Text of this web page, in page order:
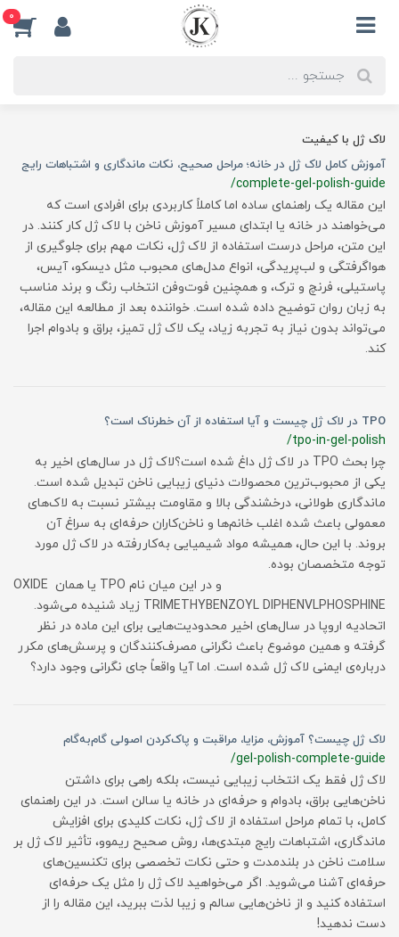
0
لاک ژل با کیفیت
آموزش کامل لاک ژل در خانه؛ مراحل صحیح، نکات ماندگاری و اشتباهات رایج
/complete-gel-polish-guide
این مقاله یک راهنمای ساده اما کاملاً کاربردی برای افرادی است که
می‌خواهند در خانه یا ابتدای مسیر آموزش ناخن با لاک ژل کار کنند. در
این متن، مراحل درست استفاده از لاک ژل، نکات مهم برای جلوگیری از
هواگرفتگی و لب‌پریدگی، انواع مدل‌های محبوب مثل دیسکو، آیس،
پاستیلی، فرنچ و ترک، و همچنین فوت‌وفن انتخاب رنگ و برند مناسب
به زبان روان توضیح داده شده است. خواننده بعد از مطالعه این مقاله،
می‌تواند بدون نیاز به تجربه زیاد، یک لاک ژل تمیز، براق و بادوام اجرا
کند.
TPO در لاک ژل چیست و آیا استفاده از آن خطرناک است؟
/tpo-in-gel-polish
چرا بحث TPO در لاک ژل داغ شده است؟لاک ژل در سال‌های اخیر به
یکی از محبوب‌ترین محصولات دنیای زیبایی ناخن تبدیل شده است.
ماندگاری طولانی، درخشندگی بالا و مقاومت بیشتر نسبت به لاک‌های
معمولی باعث شده اغلب خانم‌ها و ناخن‌کاران حرفه‌ای به سراغ آن
بروند. با این حال، همیشه مواد شیمیایی به‌کاررفته در لاک ژل مورد
توجه متخصصان بوده.
و در این میان نام TPO یا همان OXIDE
TRIMETHYBENZOYL DIPHENVLPHOSPHINE زیاد شنیده می‌شود.
اتحادیه اروپا در سال‌های اخیر محدودیت‌هایی برای این ماده در نظر
گرفته و همین موضوع باعث نگرانی مصرف‌کنندگان و پرسش‌های مکرر
درباره‌ی ایمنی لاک ژل شده است. اما آیا واقعاً جای نگرانی وجود دارد؟
لاک ژل چیست؟ آموزش، مزایا، مراقبت و پاک‌کردن اصولی گام‌به‌گام
/gel-polish-complete-guide
لاک ژل فقط یک انتخاب زیبایی نیست، بلکه راهی برای داشتن
ناخن‌هایی براق، بادوام و حرفه‌ای در خانه یا سالن است. در این راهنمای
کامل، با تمام مراحل استفاده از لاک ژل، نکات کلیدی برای افزایش
ماندگاری، اشتباهات رایج مبتدی‌ها، روش صحیح ریموو، تأثیر لاک ژل بر
سلامت ناخن در بلندمدت و حتی نکات تخصصی برای تکنسین‌های
حرفه‌ای آشنا می‌شوید. اگر می‌خواهید لاک ژل را مثل یک حرفه‌ای
استفاده کنید و از ناخن‌هایی سالم و زیبا لذت ببرید، این مقاله را از
دست ندهید!